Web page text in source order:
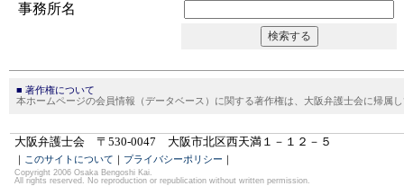
事務所名
■ 著作権について
本ホームページの会員情報（データベース）に関する著作権は、大阪弁護士会に帰属
大阪弁護士会 〒530-0047 大阪市北区西天満１－１２－５
このサイトについて プライバシーポリシー
Copyright 2006 Osaka Bengoshi Kai.
All rights reserved. No reproduction or republication without written permission.